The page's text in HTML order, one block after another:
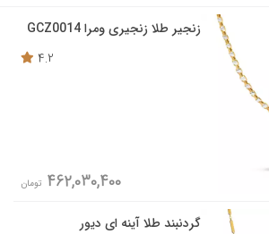
زنجیر طلا زنجیری ومرا GCZ0014
4.2
462,030,400 تومان
گردنبند طلا آینه ای دیور